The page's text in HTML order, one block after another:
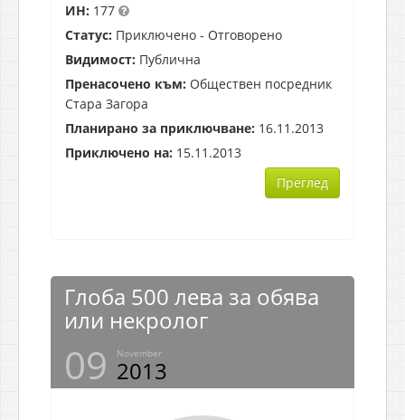
ИН: 177
Статус: Приключено - Отговорено
Видимост: Публична
Пренасочено към: Обществен посредник
Стара Загора
Планирано за приключване: 16.11.2013
Приключено на: 15.11.2013
Преглед
Глоба 500 лева за обява
или некролог
09 November
2013